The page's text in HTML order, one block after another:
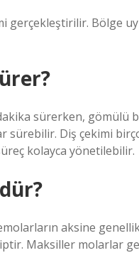
gerçekleştirilir. Bölge
sürerken, gömülü
sürebilir. Diş çekimi
kolayca yönetilebilir.
aksine
Maksiller molarlar